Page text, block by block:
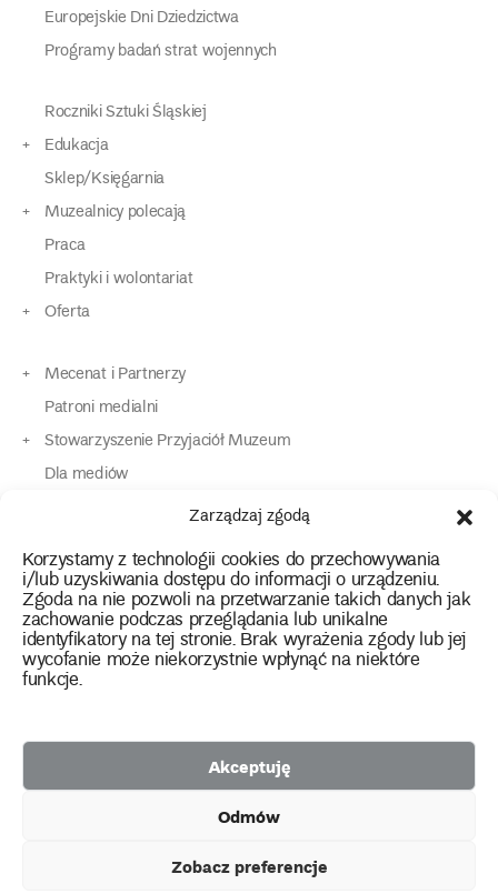
Zarządzaj zgodą
Korzystamy z technologii cookies do przechowywania
i/lub uzyskiwania dostępu do informacji o urządzeniu.
Zgoda na nie pozwoli na przetwarzanie takich danych jak
zachowanie podczas przeglądania lub unikalne
identyfikatory na tej stronie. Brak wyrażenia zgody lub jej
wycofanie może niekorzystnie wpłynąć na niektóre
funkcje.
Akceptuję
Odmów
Zobacz preferencje
Europejskie Dni Dziedzictwa
Programy badań strat wojennych
Roczniki Sztuki Śląskiej
Edukacja
Sklep/Księgarnia
Muzealnicy polecają
Praca
Praktyki i wolontariat
Oferta
Mecenat i Partnerzy
Patroni medialni
Stowarzyszenie Przyjaciół Muzeum
Dla mediów
Dla osób o specjalnych potrzebach
Kontakt
instagram
twitterfacebookyoutube
tiktok
2026 Copyright by Muzeum Narodowe we Wrocławiu
Polityka prywatności
Etnograficznego
Facebook
Racławickiej
facebook
Przyjaciół